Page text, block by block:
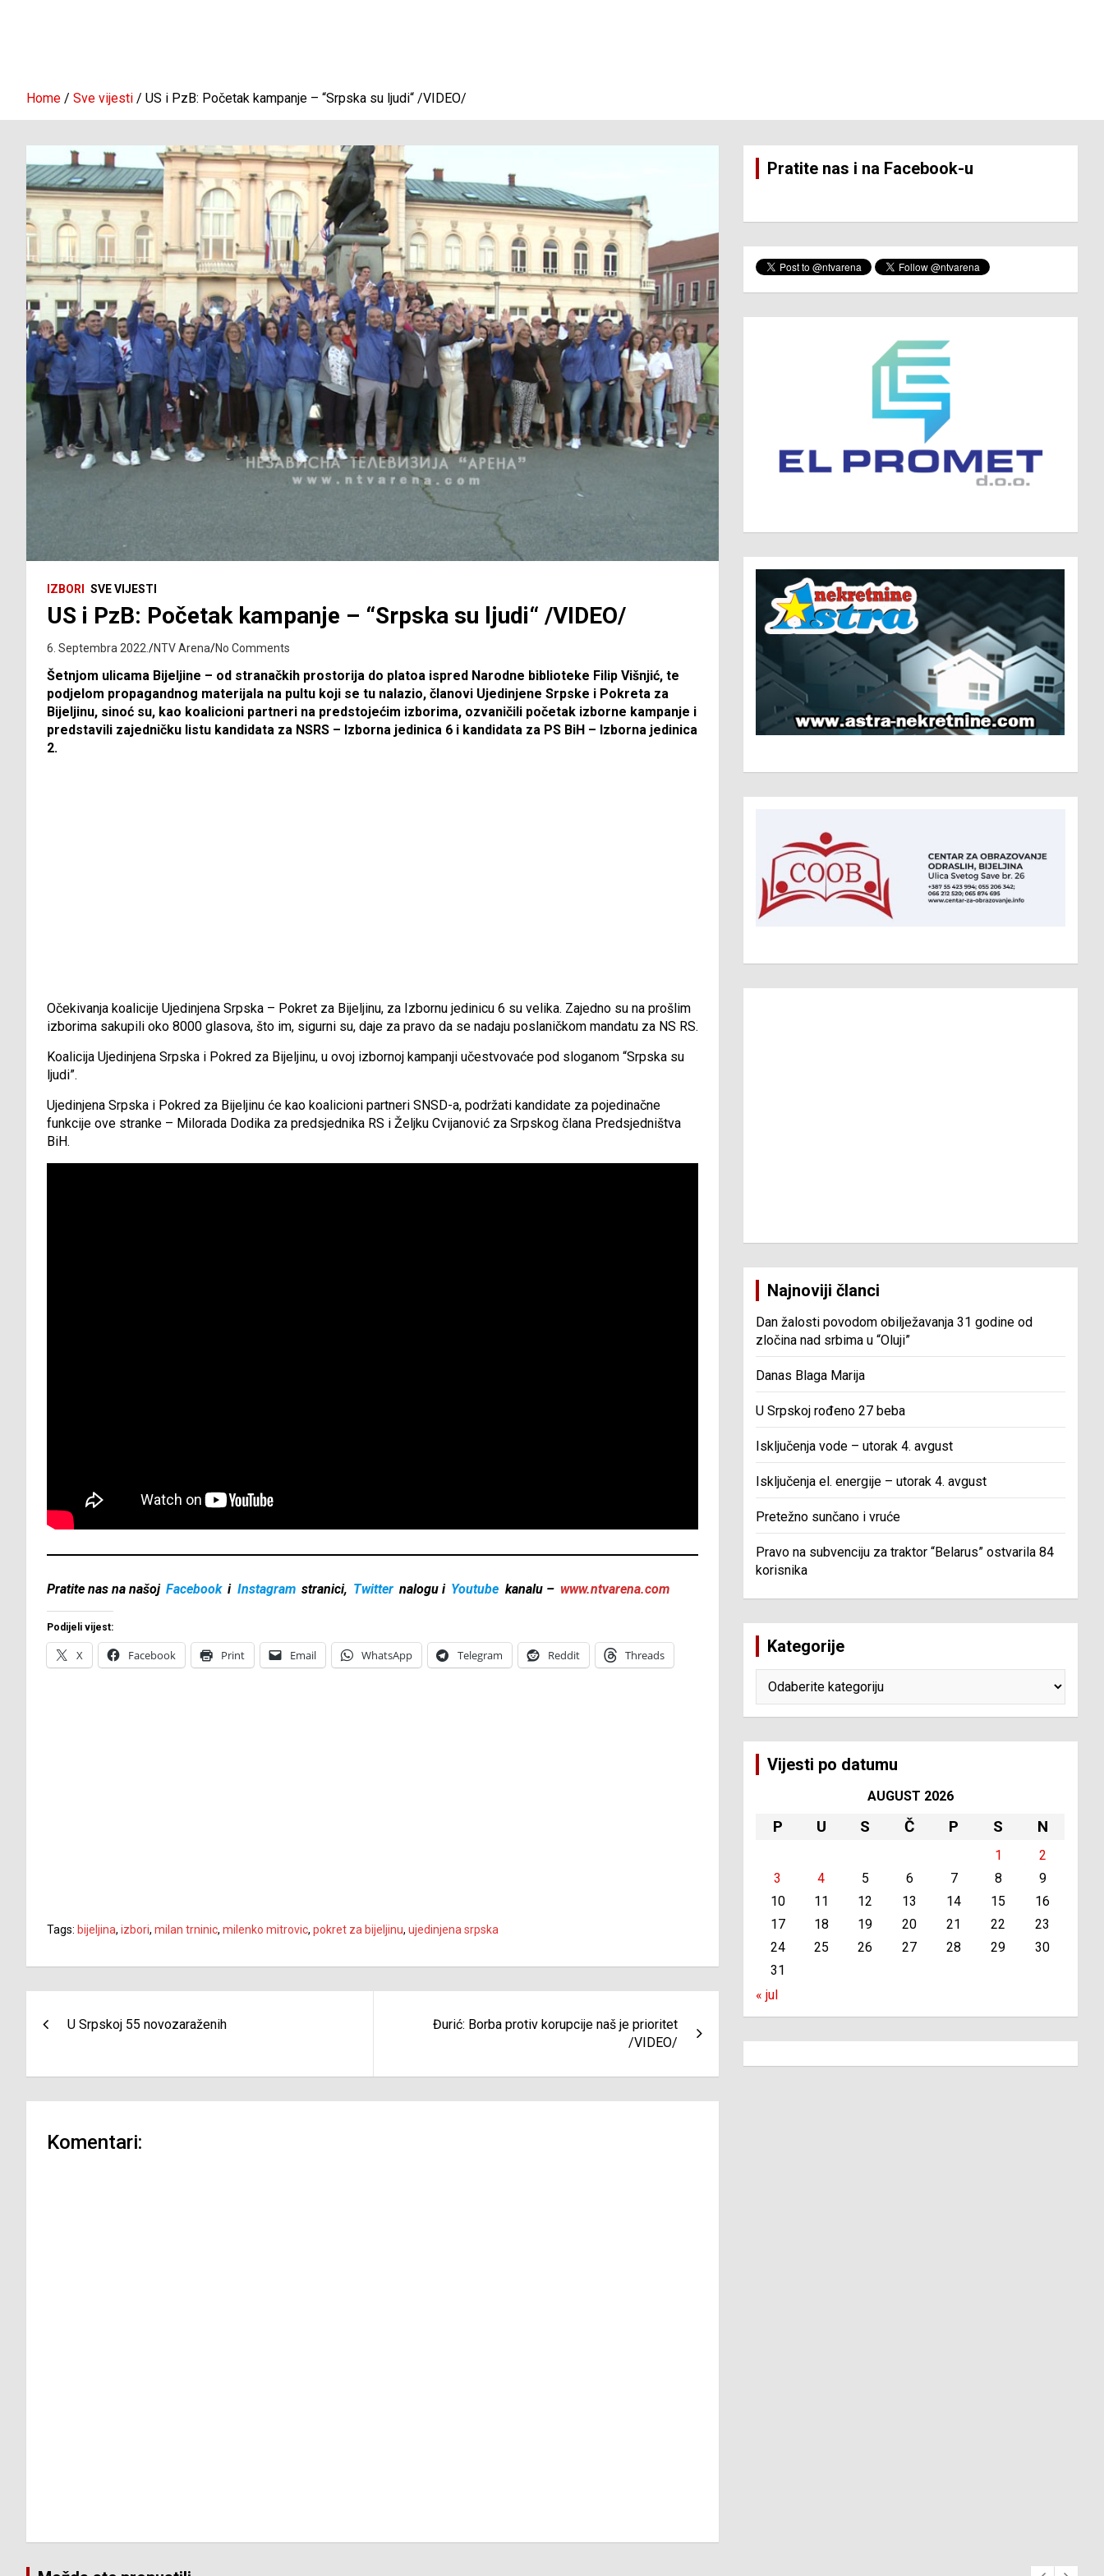
Home Sve vijesti US i PzB: Početak kampanje – “Srpska su ljudi“ /VIDEO/
IZBORI SVE VIJESTI
US i PzB: Početak kampanje – “Srpska su ljudi“ /VIDEO/
6. Septembra 2022. NTV Arena No Comments
Šetnjom ulicama Bijeljine – od stranačkih prostorija do platoa ispred Narodne biblioteke Filip Višnjić, te
podjelom propagandnog materijala na pultu koji se tu nalazio, članovi Ujedinjene Srpske i Pokreta za
Bijeljinu, sinoć su, kao koalicioni partneri na predstojećim izborima, ozvaničili početak izborne kampanje i
predstavili zajedničku listu kandidata za NSRS – Izborna jedinica 6 i kandidata za PS BiH – Izborna jedinica
2.
Očekivanja koalicije Ujedinjena Srpska – Pokret za Bijeljinu, za Izbornu jedinicu 6 su velika. Zajedno su na prošlim
izborima sakupili oko 8000 glasova, što im, sigurni su, daje za pravo da se nadaju poslaničkom mandatu za NS RS.
Koalicija Ujedinjena Srpska i Pokred za Bijeljinu, u ovoj izbornoj kampanji učestvovaće pod sloganom “Srpska su
ljudi”.
Ujedinjena Srpska i Pokred za Bijeljinu će kao koalicioni partneri SNSD-a, podržati kandidate za pojedinačne
funkcije ove stranke – Milorada Dodika za predsjednika RS i Željku Cvijanović za Srpskog člana Predsjedništva
BiH.
Pratite nas na našoj Facebook i Instagram stranici, Twitter nalogu i Youtube kanalu – www.ntvarena.com
Podijeli vijest:
X Facebook Print Email WhatsApp Telegram Reddit Threads
Tags: bijeljina, izbori, milan trninic, milenko mitrovic, pokret za bijeljinu, ujedinjena srpska
članaka
U Srpskoj 55 novozaraženih
Đurić: Borba protiv korupcije naš je prioritet
/VIDEO/
Komentari:
Pratite nas i na Facebook-u
Najnoviji članci
Dan žalosti povodom obilježavanja 31 godine od
zločina nad srbima u “Oluji”
Danas Blaga Marija
U Srpskoj rođeno 27 beba
Isključenja vode – utorak 4. avgust
Isključenja el. energije – utorak 4. avgust
Pretežno sunčano i vruće
Pravo na subvenciju za traktor “Belarus” ostvarila 84
korisnika
Kategorije
Vijesti po datumu
AUGUST 2026
P U S Č P S N
1
2
3
4 5 6 7 8
9
10
11 12 13 14 15
16
17
18 19 20 21 22
23
24
25 26 27 28 29
30
31
« jul